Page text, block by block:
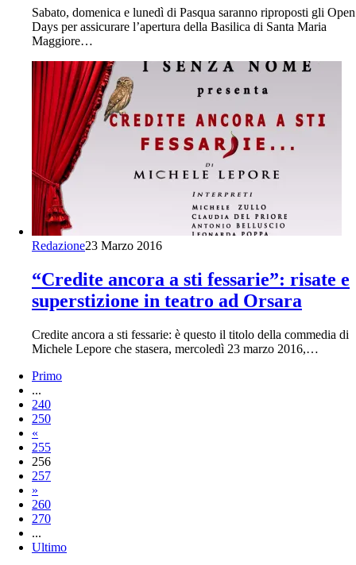
Sabato, domenica e lunedì di Pasqua saranno riproposti gli Open
Days per assicurare l’apertura della Basilica di Santa Maria
Maggiore…
Redazione23 Marzo 2016
“Credite ancora a sti fessarie”: risate e
superstizione in teatro ad Orsara
Credite ancora a sti fessarie: è questo il titolo della commedia di
Michele Lepore che stasera, mercoledì 23 marzo 2016,…
Primo
...
240
250
«
255
256
257
»
260
270
...
Ultimo